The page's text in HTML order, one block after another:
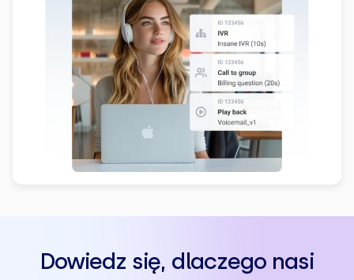
Dowiedz się, dlaczego nasi